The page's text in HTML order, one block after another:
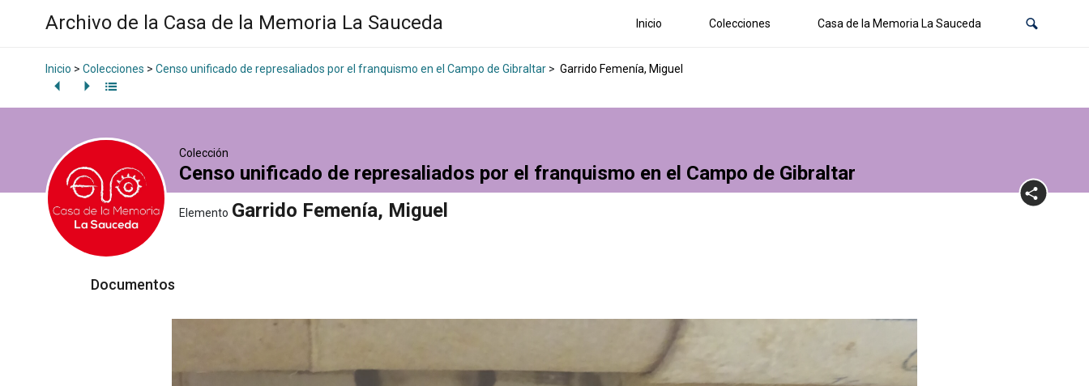
Archivo de la Casa de la Memoria La Sauceda Inicio Colecciones Casa de la Memoria La Sauceda
Inicio > Colecciones > Censo unificado de represaliados por el franquismo en el Campo de Gibraltar > Garrido Femenía, Miguel
Colección
Censo unificado de represaliados por el franquismo en el Campo de Gibraltar
Elemento Garrido Femenía, Miguel
Documentos